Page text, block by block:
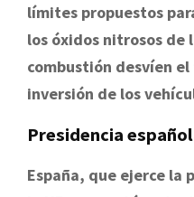
límites propuestos
los óxidos nitrosos de
combustión desvíen
inversión de los
Presidencia
España, que ejerce